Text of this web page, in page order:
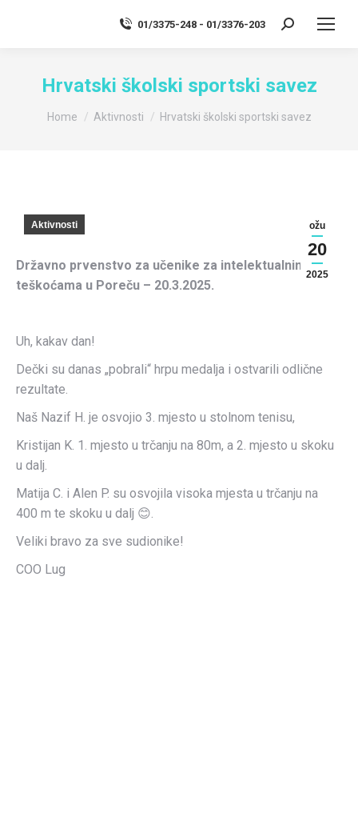
01/3375-248 - 01/3376-203 Search:
Hrvatski školski sportski savez
You are here:
Home Aktivnosti Hrvatski školski sportski savez
ožu
20
2025
Aktivnosti
Državno prvenstvo za učenike za intelektualnim
teškoćama u Poreču – 20.3.2025.
Uh, kakav dan!
Dečki su danas „pobrali“ hrpu medalja i ostvarili odlične
rezultate.
Naš Nazif H. je osvojio 3. mjesto u stolnom tenisu,
Kristijan K. 1. mjesto u trčanju na 80m, a 2. mjesto u skoku
u dalj.
Matija C. i Alen P. su osvojila visoka mjesta u trčanju na
400 m te skoku u dalj 😊.
Veliki bravo za sve sudionike!
COO Lug